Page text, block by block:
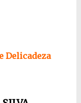
Delicadeza